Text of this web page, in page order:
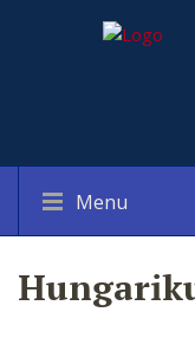
Menu